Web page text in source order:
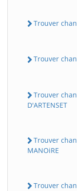
Trouver
Trouver
Trouver
D'ARTENSET
Trouver
MANOiRE
Trouver